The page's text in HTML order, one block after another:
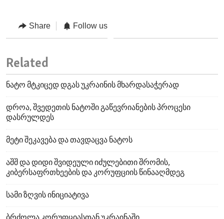
Share Follow us
Related
ნატო მტკიცედ დგას უკრაინის მხარდასაჭერად
დროა, შვედეთის ნატოში გაწევრიანების პროცესი
დასრულდეს
მეტი შეკავება და თავდაცვა ნატოს
აშშ და დიდი შვიდეული იძულებითი შრომის,
კიბერსაფრთხეების და კორუფციის წინააღმდეგ
სამი ზღვის ინიციატივა